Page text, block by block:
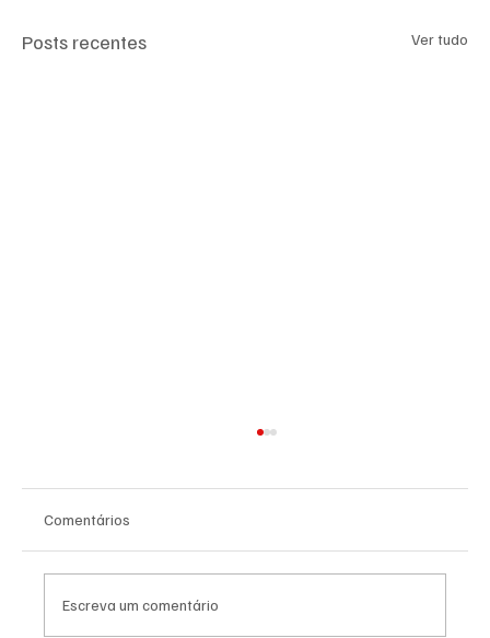
Posts recentes Ver tudo
Comentários
Escreva um comentário